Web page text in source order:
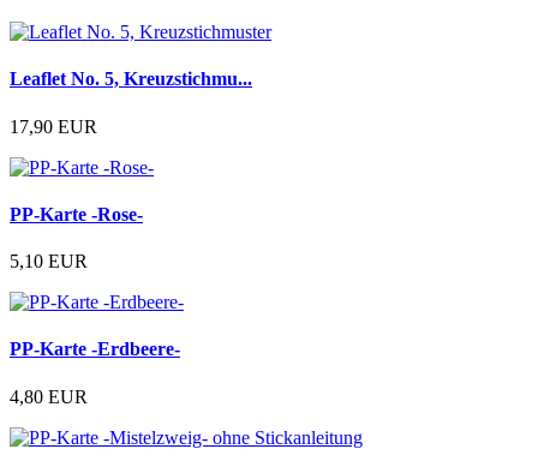
Leaflet No. 5, Kreuzstichmu...
17,90 EUR
PP-Karte -Rose-
5,10 EUR
PP-Karte -Erdbeere-
4,80 EUR